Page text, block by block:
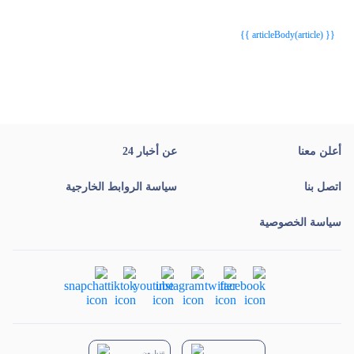
{{ articleBody(article) }}
أعلن معنا عن أخبار 24
اتصل بنا سياسة الروابط الخارجية
سياسة الخصوصية